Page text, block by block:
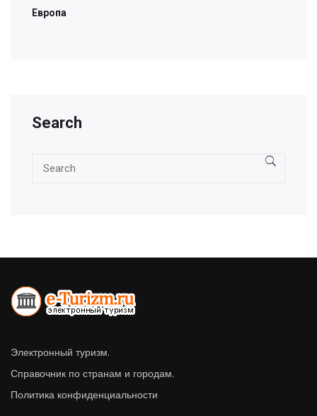
Европа
Search
Электронный туризм.
Справочник по странам и городам.
Политика конфиденциальности